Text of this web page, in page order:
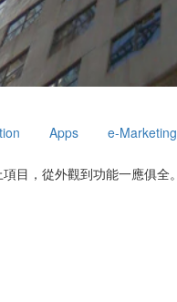
Apps e-Marketing
目，從外觀到功能一應俱全。